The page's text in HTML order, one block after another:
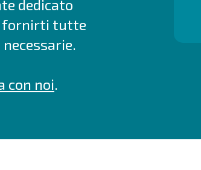
dedicato
fornirti tutte
con noi.